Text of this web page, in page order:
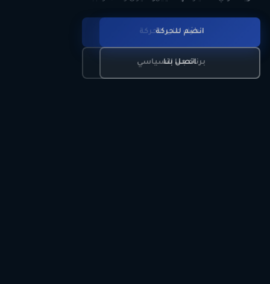
تعرّف على الحركة
برنامجنا السياسي
انضم للحركة
اتصل بنا